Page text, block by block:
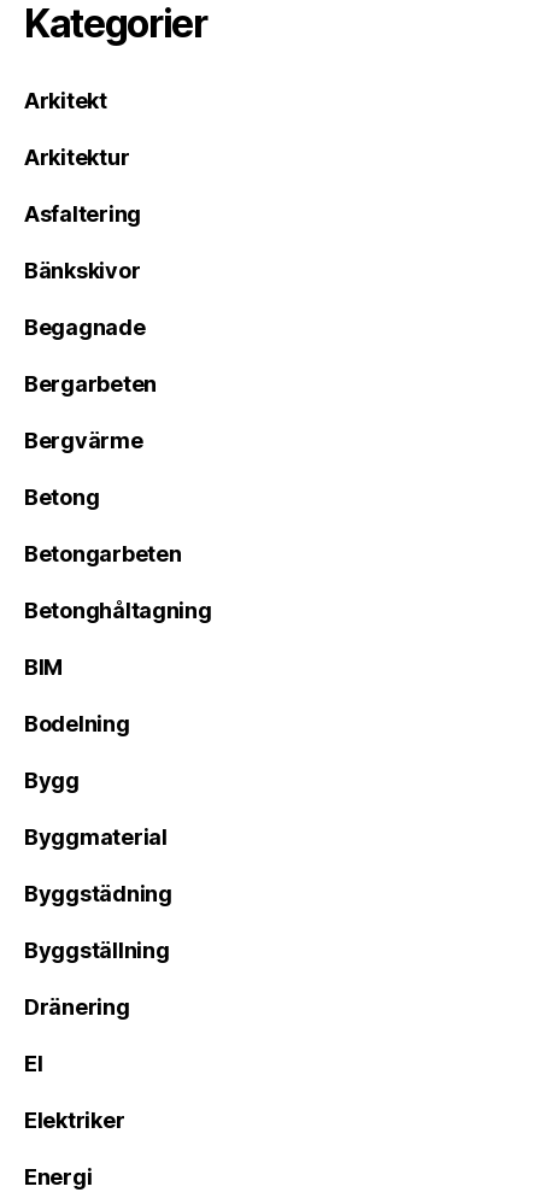
Kategorier
Arkitekt
Arkitektur
Asfaltering
Bänkskivor
Begagnade
Bergarbeten
Bergvärme
Betong
Betongarbeten
Betonghåltagning
BIM
Bodelning
Bygg
Byggmaterial
Byggstädning
Byggställning
Dränering
El
Elektriker
Energi